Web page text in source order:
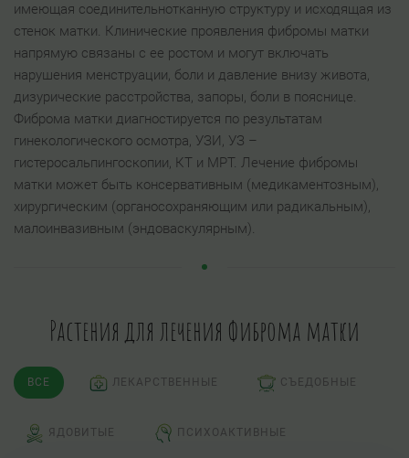
имеющая соединительнотканную структуру и исходящая из
стенок матки. Клинические проявления фибромы матки
напрямую связаны с ее ростом и могут включать
нарушения менструации, боли и давление внизу живота,
дизурические расстройства, запоры, боли в пояснице.
Фиброма матки диагностируется по результатам
гинекологического осмотра, УЗИ, УЗ –
гистеросальпингоскопии, КТ и МРТ. Лечение фибромы
матки может быть консервативным (медикаментозным),
хирургическим (органосохраняющим или радикальным),
малоинвазивным (эндоваскулярным).
Растения для лечения Фиброма матки
ВСЕ ЛЕКАРСТВЕННЫЕ СЪЕДОБНЫЕ
ЯДОВИТЫЕ ПСИХОАКТИВНЫЕ